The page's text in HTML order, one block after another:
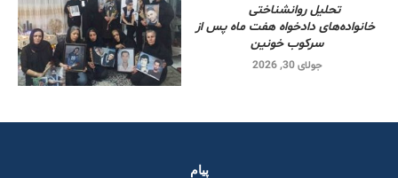
تحلیل روانشناختی
خانواده‌های دادخواه هفت ماه پس از
سرکوب خونین
جولای 30, 2026
پیام